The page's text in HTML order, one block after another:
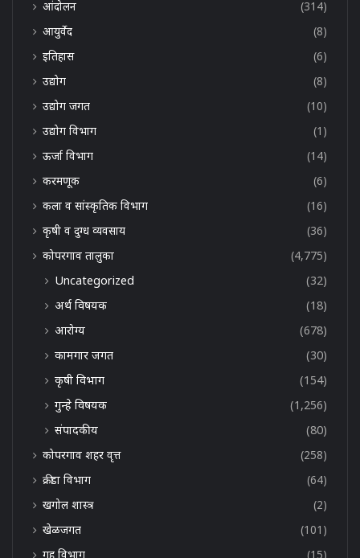
आंदोलन
(314)
आयुर्वेद
(8)
इतिहास
(6)
उद्योग
(8)
उद्योग जगत
(10)
उद्योग विभाग
(1)
ऊर्जा विभाग
(14)
करमणूक
(6)
कला व सांस्कृतिक विभाग
(16)
कृषी व दुग्ध व्यवसाय
(36)
कोपरगाव तालुका
(4,775)
Uncategorized
(32)
अर्थ विषयक
(18)
आरोग्य
(678)
कामगार जगत
(30)
कृषी विभाग
(154)
गुन्हे विषयक
(1,256)
संपादकीय
(80)
कोपरगाव शहर वृत्त
(258)
क्रीडा विभाग
(64)
खगोल शास्त्र
(2)
खेळजगत
(101)
गृह विभाग
(15)